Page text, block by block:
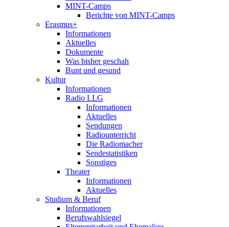
MINT-Camps
Berichte von MINT-Camps
Erasmus+
Informationen
Aktuelles
Dokumente
Was bisher geschah
Bunt und gesund
Kultur
Informationen
Radio LLG
Informationen
Aktuelles
Sendungen
Radiounterricht
Die Radiomacher
Sendestatistiken
Sonstiges
Theater
Informationen
Aktuelles
Studium & Beruf
Informationen
Berufswahlsiegel